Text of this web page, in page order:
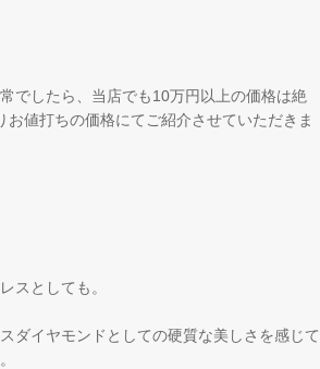
でしたら、当店でも10万円以上の価格は絶
お値打ちの価格にてご紹介させていただきま
スとしても。
ダイヤモンドとしての硬質な美しさを感じて